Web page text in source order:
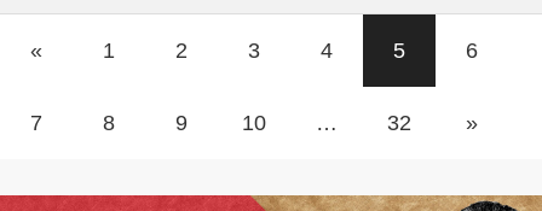
« 1 2 3 4 5 6
7 8 9 10 … 32 »